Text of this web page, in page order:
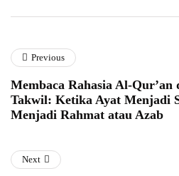
Previous
Membaca Rahasia Al-Qur’an
Takwil: Ketika Ayat Menjadi
Menjadi Rahmat atau Azab
Next